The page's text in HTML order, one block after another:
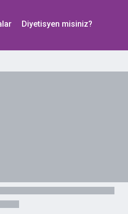
Diyetisyen misiniz?